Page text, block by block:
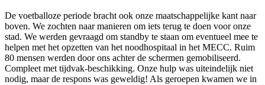
De voetballoze periode bracht ook onze maatschappelijke kant naar
boven. We zochten naar manieren om iets terug te doen voor onze
stad. We werden gevraagd om standby te staan om eventueel mee te
helpen met het opzetten van het noodhospitaal in het MECC. Ruim
80 mensen werden door ons achter de schermen gemobiliseerd.
Compleet met tijdvak-beschikking. Onze hulp was uiteindelijk niet
nodig, maar de respons was geweldig! Als geroepen kwamen we in